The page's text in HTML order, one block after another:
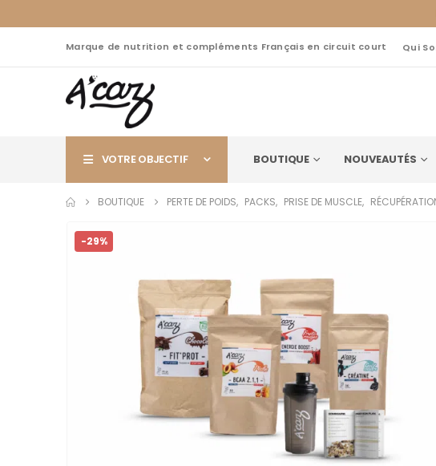
Marque de nutrition et compléments Français en circuit court Qui
VOTRE OBJECTIF BOUTIQUE NOUVEAUTÉS
BOUTIQUE PERTE DE POIDS, PACKS, PRISE DE MUSCLE,
-29%